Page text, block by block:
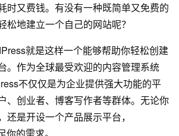
时又费钱。有没有一种既简单又免费的
松地建立一个自己的网站呢？
就是这样一个能够帮助你轻松创建
。作为全球最受欢迎的内容管理系统
不仅仅是为企业提供强大功能的平
、创业者、博客写作者等群体。无论你
还是开设一个产品展示平台，